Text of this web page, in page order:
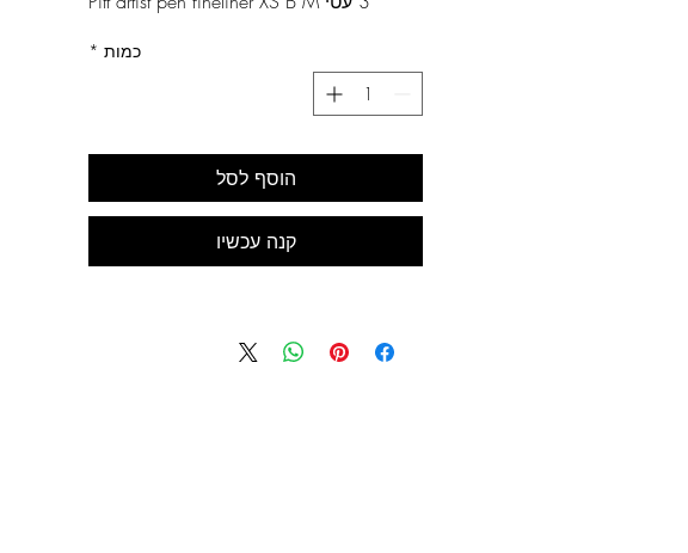
חודים 0.5
ספר הדרכה לציור מנגה באנגלית (כולל
איורי הסבר ,טכניקות)
כמות *
הוסף לסל
קנה עכשיו